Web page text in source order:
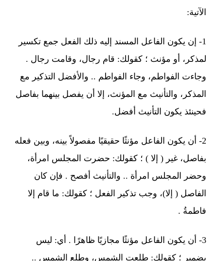
الآتية:
1- إن يكون الفاعل المسند إليه ذلك الفعل جمع تكسير
لمذكر، أو مؤنث ؛ كقولك: قام رجال، وقامت رجال .
وجاءت الفواطم، وجاء الفواطم .. والأفضل التذكير مع
المذكر، والتأنيث مع المؤنث، إلا أن يفصل بينهما بفاصل
فحينئذ يكون التأنيث أفضل.
2- أن يكون الفاعل مؤنثًا حقيقيًا مفصولاً بينه، وبين فعله
بفاصل، غير ( إلا ) ؛ كقولك: حضرت المجلس امرأة،
وحضر المجلس امرأة .. والتأنيث أفصح . فإن كان
الفاصل ( إلا)، وجب تذكير الفعل ؛ كقولك: ما قام إلا
فاطمةُ .
3- أن يكون الفاعل مؤنثًا مجازيًا ظاهرًا . أي: ليس
بضمير ؛ كقولك: طلعت الشمس، وطلع الشمس ..